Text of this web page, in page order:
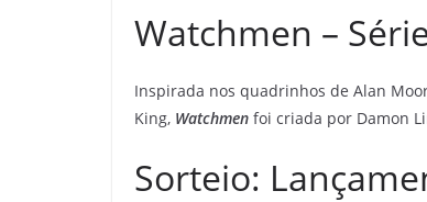
Watchmen –
Inspirada nos quadrinhos de Alan
King, Watchmen foi criada por Damon
Sorteio: